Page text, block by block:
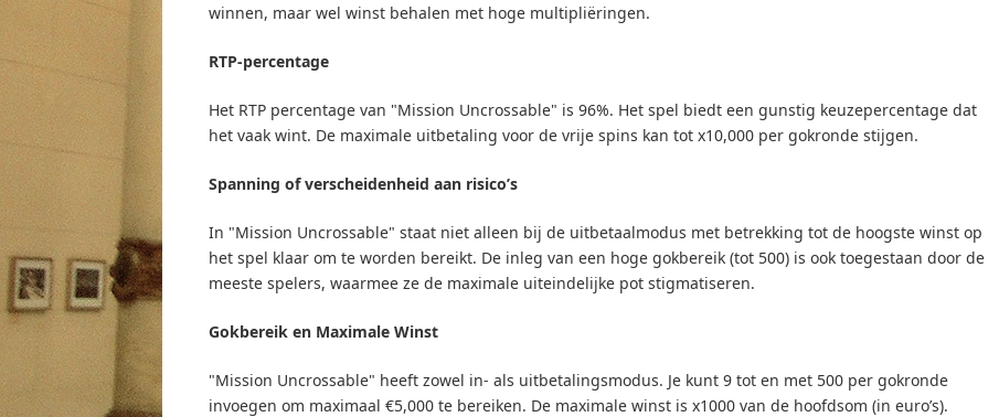
winnen, maar wel winst behalen met hoge multipliëringen.
RTP-percentage
Het RTP percentage van "Mission Uncrossable" is 96%. Het spel biedt een gunstig keuzepercentage dat
het vaak wint. De maximale uitbetaling voor de vrije spins kan tot x10,000 per gokronde stijgen.
Spanning of verscheidenheid aan risico’s
In "Mission Uncrossable" staat niet alleen bij de uitbetaalmodus met betrekking tot de hoogste winst op
het spel klaar om te worden bereikt. De inleg van een hoge gokbereik (tot 500) is ook toegestaan door de
meeste spelers, waarmee ze de maximale uiteindelijke pot stigmatiseren.
Gokbereik en Maximale Winst
"Mission Uncrossable" heeft zowel in- als uitbetalingsmodus. Je kunt 9 tot en met 500 per gokronde
invoegen om maximaal €5,000 te bereiken. De maximale winst is x1000 van de hoofdsom (in euro’s).